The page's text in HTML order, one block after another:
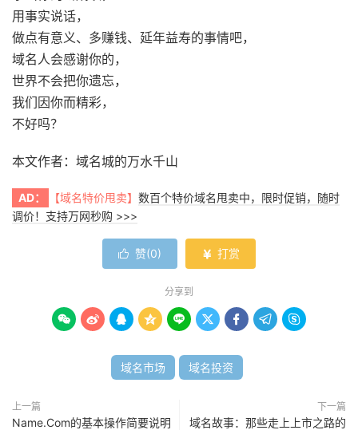
用事实说话，
做点有意义、多赚钱、延年益寿的事情吧，
域名人会感谢你的，
世界不会把你遗忘，
我们因你而精彩，
不好吗？
本文作者：域名城的万水千山
AD： 【域名特价甩卖】 数百个特价域名甩卖中，限时促销，随时
调价！支持万网秒购 >>>
 赞(0)  打赏
分享到
        
域名市场 域名投资
上一篇
Name.Com的基本操作简要说明
下一篇
域名故事：那些走上上市之路的